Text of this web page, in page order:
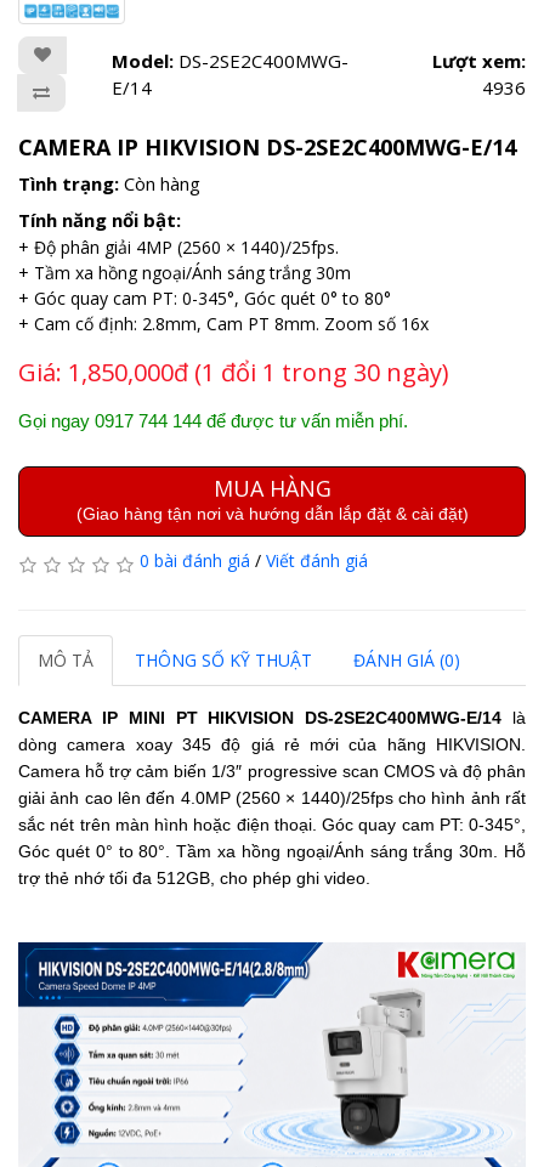
Model: DS-2SE2C400MWG-
E/14
Lượt xem:
4936
CAMERA IP HIKVISION DS-2SE2C400MWG-E/14
Tình trạng: Còn hàng
Tính năng nổi bật:
+ Độ phân giải 4MP (2560 × 1440)/25fps.
+ Tầm xa hồng ngoại/Ánh sáng trắng 30m
+ Góc quay cam PT: 0-345°, Góc quét 0° to 80°
+ Cam cố định: 2.8mm, Cam PT 8mm. Zoom số 16x
Giá: 1,850,000đ (1 đổi 1 trong 30 ngày)
Gọi ngay 0917 744 144 để được tư vấn miễn phí.
MUA HÀNG
(Giao hàng tận nơi và hướng dẫn lắp đặt & cài đặt)
0 bài đánh giá / Viết đánh giá
MÔ TẢ THÔNG SỐ KỸ THUẬT ĐÁNH GIÁ (0)
CAMERA IP MINI PT HIKVISION DS-2SE2C400MWG-E/14 là
dòng camera xoay 345 độ giá rẻ mới của hãng HIKVISION.
Camera hỗ trợ cảm biến 1/3″ progressive scan CMOS và độ phân
giải ảnh cao lên đến 4.0MP (2560 × 1440)/25fps cho hình ảnh rất
sắc nét trên màn hình hoặc điện thoại. Góc quay cam PT: 0-345°,
Góc quét 0° to 80° . Tầm xa hồng ngoại/Ánh sáng trắng 30m. Hỗ
trợ thẻ nhớ tối đa 512GB, cho phép ghi video.